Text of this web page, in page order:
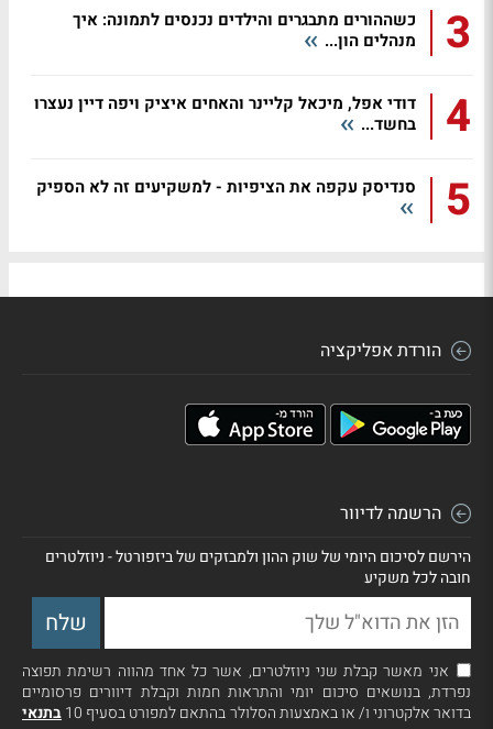
3
כשההורים מתבגרים והילדים נכנסים לתמונה: איך
מנהלים הון...
4
דודי אפל, מיכאל קליינר והאחים איציק ויפה דיין נעצרו
בחשד...
5 סנדיסק עקפה את הציפיות - למשקיעים זה לא הספיק
הורדת אפליקציה
הרשמה לדיוור
הירשם לסיכום היומי של שוק ההון ולמבזקים של ביזפורטל - ניוזלטרים
חובה לכל משקיע
אני מאשר קבלת שני ניוזלטרים, אשר כל אחד מהווה רשימת תפוצה
נפרדת, בנושאים סיכום יומי והתראות חמות וקבלת דיוורים פרסומיים
בדואר אלקטרוני ו/ או באמצעות הסלולר בהתאם למפורט בסעיף 10
בתנאי